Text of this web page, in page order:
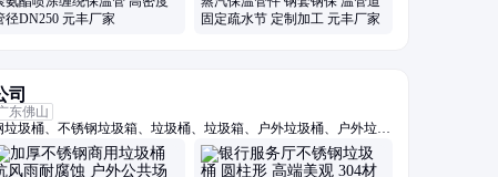
径DN250 元丰厂家
固定疏水节 定制加工 元丰厂家
司
东佛山
圾桶、不锈钢垃圾箱、垃圾桶、垃圾箱、户外垃圾桶、户外垃圾
圾桶、不锈钢户外垃圾箱、花箱、不锈钢花箱、花箱定制、花箱
不锈钢花箱、304不锈钢垃圾桶、304花箱、不锈钢花坛、不锈